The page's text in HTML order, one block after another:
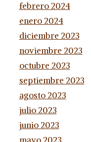
febrero 2024
enero 2024
diciembre 2023
noviembre 2023
octubre 2023
septiembre 2023
agosto 2023
julio 2023
junio 2023